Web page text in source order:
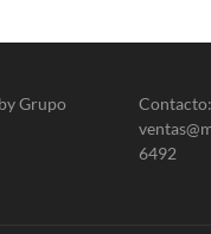
Grupo
6492